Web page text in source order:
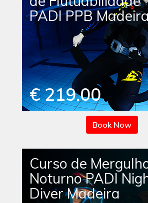
PADI PPB Madeira
€ 219.00
Book Now
Curso de
Noturno PADI
Diver Madeira